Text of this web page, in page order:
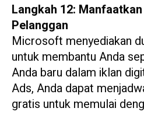
Langkah 12:
Pelanggan
Microsoft menyediakan
untuk membantu Anda
Anda baru dalam iklan
Ads, Anda dapat
gratis untuk memulai